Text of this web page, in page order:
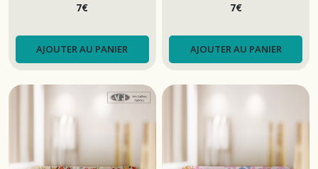
7€
AJOUTER AU PANIER
7€
AJOUTER AU PANIER